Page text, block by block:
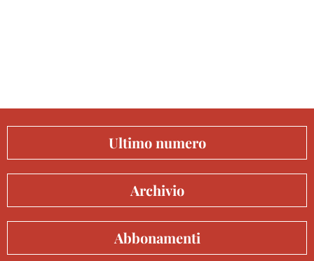
Ultimo numero
Archivio
Abbonamenti